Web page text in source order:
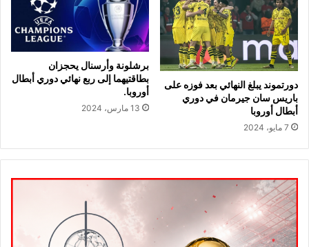
دورتموند يبلغ النهائي بعد فوزه على
باريس سان جيرمان في دوري
أبطال أوروبا
7 مايو، 2024
برشلونة وأرسنال يحجزان
بطاقتيهما إلى ربع نهائي دوري أبطال
أوروبا.
13 مارس، 2024